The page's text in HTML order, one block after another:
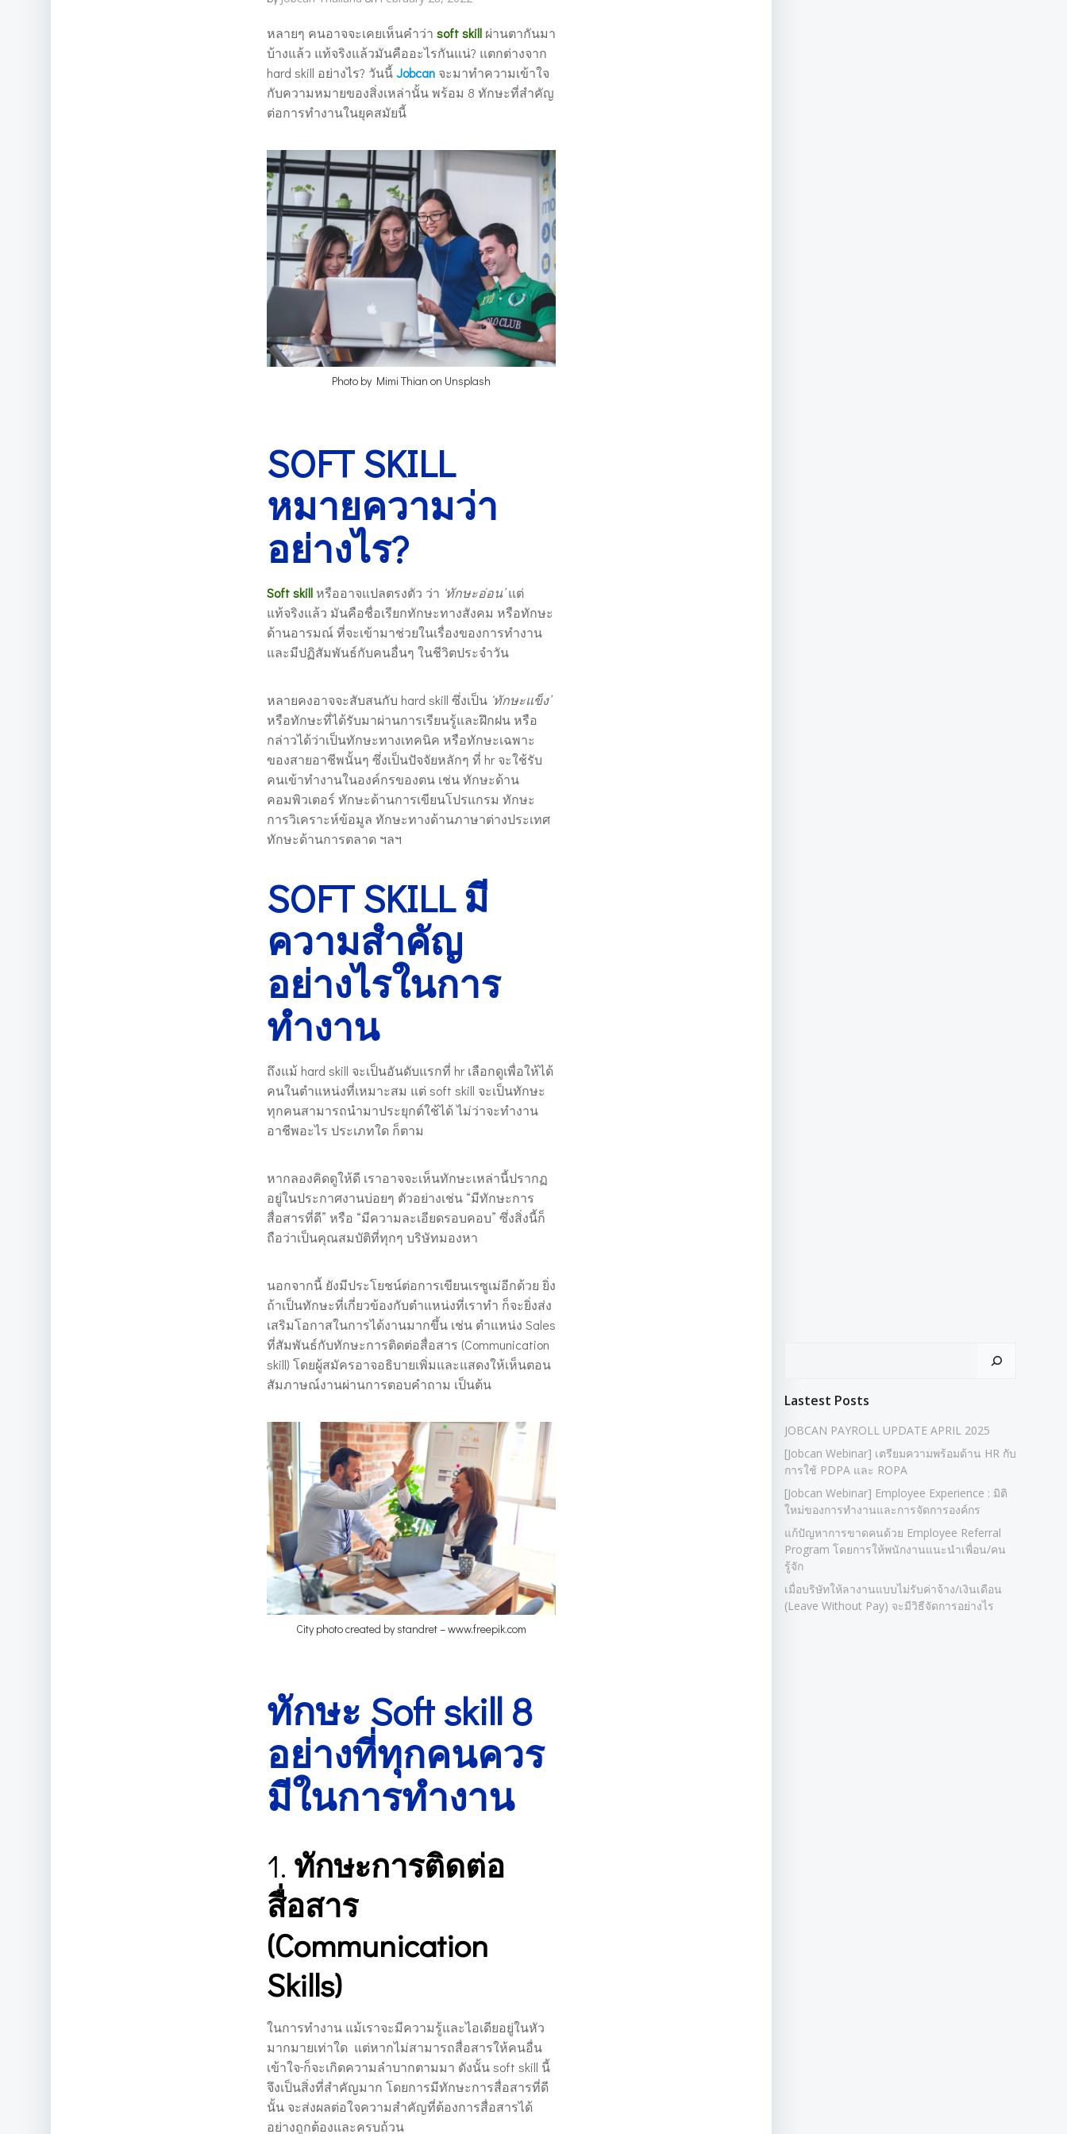
หลายๆ คนอาจจะเคยเห็นคำว่า soft skill ผ่านตากันมา
บ้างแล้ว แท้จริงแล้วมันคืออะไรกันแน่? แตกต่างจาก
hard skill อย่างไร? วันนี้Jobcan จะมาทำความเข้าใจ
กับความหมายของสิ่งเหล่านั้น พร้อม 8 ทักษะที่สำคัญ
ต่อการทำงานในยุคสมัยนี้
Photo by Mimi Thian on Unsplash
SOFT SKILL
หมายความว่า
อย่างไร?
Soft skill หรืออาจแปลตรงตัว ว่า ‘ทักษะอ่อน’แต่
แท้จริงแล้ว มันคือชื่อเรียกทักษะทางสังคม หรือทักษะ
ด้านอารมณ์ ที่จะเข้ามาช่วยในเรื่องของการทำงาน
และมีปฏิสัมพันธ์กับคนอื่นๆ ในชีวิตประจำวัน
หลายคงอาจจะสับสนกับ hard skill ซึ่งเป็น ‘ทักษะแข็ง’
หรือทักษะที่ได้รับมาผ่านการเรียนรู้และฝึกฝน หรือ
กล่าวได้ว่าเป็นทักษะทางเทคนิค หรือทักษะเฉพาะ
ของสายอาชีพนั้นๆ ซึ่งเป็นปัจจัยหลักๆ ที่ hr จะใช้รับ
คนเข้าทำงานในองค์กรของตน เช่น ทักษะด้าน
คอมพิวเตอร์ ทักษะด้านการเขียนโปรแกรม ทักษะ
การวิเคราะห์ข้อมูล ทักษะทางด้านภาษาต่างประเทศ
ทักษะด้านการตลาด ฯลฯ
SOFT SKILL มี
ความสำคัญ
อย่างไรในการ
ทำงาน
ถึงแม้ hard skill จะเป็นอันดับแรกที่ hr เลือกดูเพื่อให้ได้
คนในตำแหน่งที่เหมาะสม แต่ soft skill จะเป็นทักษะ
ทุกคนสามารถนำมาประยุกต์ใช้ได้ ไม่ว่าจะทำงาน
อาชีพอะไร ประเภทใด ก็ตาม
หากลองคิดดูให้ดี เราอาจจะเห็นทักษะเหล่านี้ปรากฏ
อยู่ในประกาศงานบ่อยๆ ตัวอย่างเช่น “มีทักษะการ
สื่อสารที่ดี” หรือ “มีความละเอียดรอบคอบ” ซึ่งสิ่งนี้ก็
ถือว่าเป็นคุณสมบัติที่ทุกๆ บริษัทมองหา
นอกจากนี้ ยังมีประโยชน์ต่อการเขียนเรซูเม่อีกด้วย ยิ่ง
ถ้าเป็นทักษะที่เกี่ยวข้องกับตำแหน่งที่เราทำ ก็จะยิ่งส่ง
เสริมโอกาสในการได้งานมากขึ้น เช่น ตำแหน่ง Sales
ที่สัมพันธ์กับทักษะการติดต่อสื่อสาร (Communication
skill) โดยผู้สมัครอาจอธิบายเพิ่มและแสดงให้เห็นตอน
สัมภาษณ์งานผ่านการตอบคำถาม เป็นต้น
City photo created by standret – www.freepik.com
ทักษะ Soft skill 8
อย่างที่ทุกคนควร
มีในการทำงาน
1. ทักษะการติดต่อ
สื่อสาร
(Communication
Skills)
ในการทำงาน แม้เราจะมีความรู้และไอเดียอยู่ในหัว
มากมายเท่าใด แต่หากไม่สามารถสื่อสารให้คนอื่น
เข้าใจ ก็จะเกิดความลำบากตามมา ดังนั้น soft skill นี้
จึงเป็นสิ่งที่สำคัญมาก โดยการมีทักษะการสื่อสารที่ดี
นั้น จะส่งผลต่อใจความสำคัญที่ต้องการสื่อสารได้
อย่างถูกต้องและครบถ้วน
Lastest Posts
JOBCAN PAYROLL UPDATE APRIL 2025
[Jobcan Webinar] เตรียมความพร้อมด้าน HR กับ
การใช้ PDPA และ ROPA
[Jobcan Webinar] Employee Experience : มิติ
ใหม่ของการทำงานและการจัดการองค์กร
แก้ปัญหาการขาดคนด้วย Employee Referral
Program โดยการให้พนักงานแนะนำเพื่อน/คน
รู้จัก
เมื่อบริษัทให้ลางานแบบไม่รับค่าจ้าง/เงินเดือน
(Leave Without Pay) จะมีวิธีจัดการอย่างไร